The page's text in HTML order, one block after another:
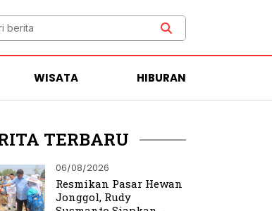
WISATA HIBURAN
TERBARU
06/08/2026
Resmikan Pasar Hewan
Jonggol, Rudy